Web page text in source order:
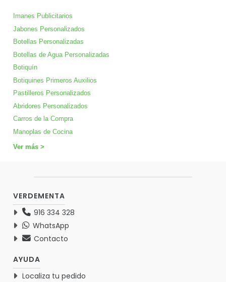
Imanes Publicitarios
Jabones Personalizados
Botellas Personalizadas
Botellas de Agua Personalizadas
Botiquín
Botiquines Primeros Auxilios
Pastilleros Personalizados
Abridores Personalizados
Carros de la Compra
Manoplas de Cocina
Ver más >
VERDEMENTA
916 334 328
WhatsApp
Contacto
AYUDA
Localiza tu pedido